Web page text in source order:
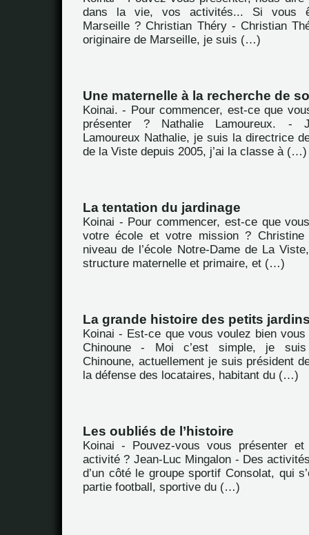
dans la vie, vos activités... Si vous
Marseille ? Christian Théry - Christian
originaire de Marseille, je suis (…)
Une maternelle à la recherche de
Koinai. - Pour commencer, est-ce que
présenter ? Nathalie Lamoureux. -
Lamoureux Nathalie, je suis la directrice
de la Viste depuis 2005, j’ai la classe à (…)
La tentation du jardinage
Koinai - Pour commencer, est-ce que
votre école et votre mission ?
niveau de l’école Notre-Dame de La
structure maternelle et primaire, et (…)
La grande histoire des petits
Koinai - Est-ce que vous voulez bien
Chinoune - Moi c’est simple, je suis
Chinoune, actuellement je suis président
la défense des locataires, habitant du (…)
Les oubliés de l’histoire
Koinai - Pouvez-vous vous présenter
activité ? Jean-Luc Mingalon - Des
d’un côté le groupe sportif Consolat, qui
partie football, sportive du (…)